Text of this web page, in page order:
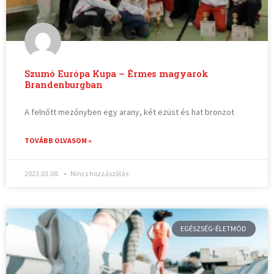
Szumó Európa Kupa – Érmes magyarok
Brandenburgban
A felnőtt mezőnyben egy arany, két ezüst és hat bronzot
TOVÁBB OLVASOM »
2023.03.08. Nincs hozzászólás
EGÉSZSÉG-ÉLETMÓD